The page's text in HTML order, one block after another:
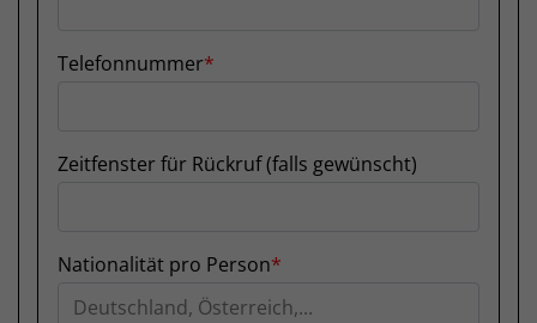
Telefonnummer
Zeitfenster für Rückruf (falls gewünscht)
Nationalität pro Person